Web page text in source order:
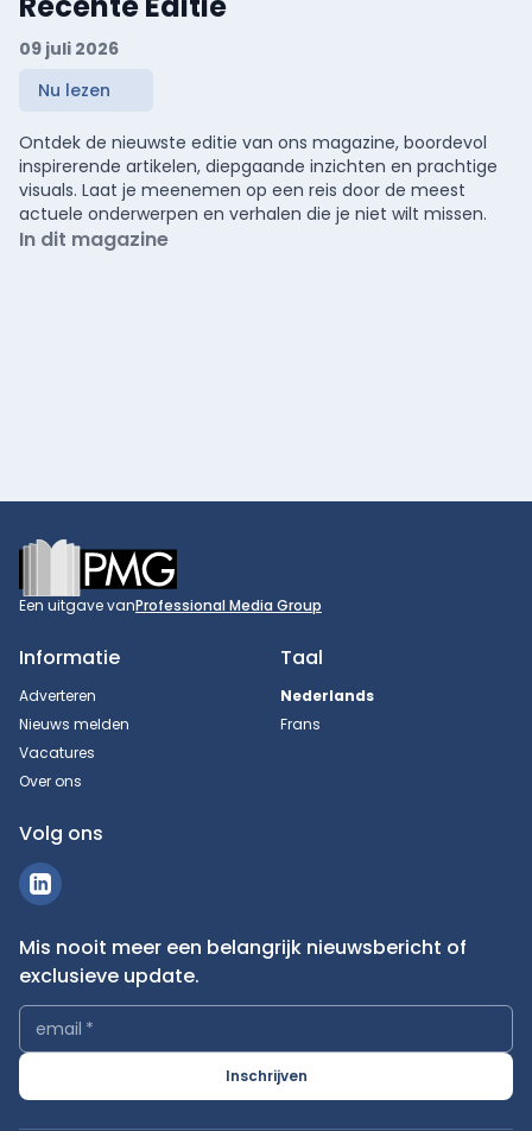
09 juli 2026
Nu lezen
Ontdek de nieuwste editie van ons magazine, boordevol
inspirerende artikelen, diepgaande inzichten en prachtige
visuals. Laat je meenemen op een reis door de meest
actuele onderwerpen en verhalen die je niet wilt missen.
In dit magazine
Footer
Een uitgave vanProfessional Media Group
Informatie
Adverteren
Nieuws melden
Vacatures
Over ons
Taal
Nederlands
Frans
Volg ons
Mis nooit meer een belangrijk nieuwsbericht of
exclusieve update.
email *
Inschrijven